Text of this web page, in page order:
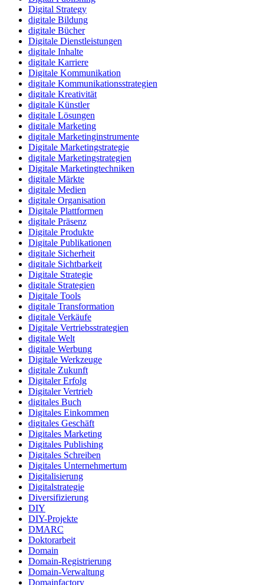
Digital Strategy
digitale Bildung
digitale Bücher
Digitale Dienstleistungen
digitale Inhalte
digitale Karriere
Digitale Kommunikation
digitale Kommunikationsstrategien
digitale Kreativität
digitale Künstler
digitale Lösungen
digitale Marketing
digitale Marketinginstrumente
Digitale Marketingstrategie
digitale Marketingstrategien
Digitale Marketingtechniken
digitale Märkte
digitale Medien
digitale Organisation
Digitale Plattformen
digitale Präsenz
Digitale Produkte
Digitale Publikationen
digitale Sicherheit
digitale Sichtbarkeit
Digitale Strategie
digitale Strategien
Digitale Tools
digitale Transformation
digitale Verkäufe
Digitale Vertriebsstrategien
digitale Welt
digitale Werbung
Digitale Werkzeuge
digitale Zukunft
Digitaler Erfolg
Digitaler Vertrieb
digitales Buch
Digitales Einkommen
digitales Geschäft
Digitales Marketing
Digitales Publishing
Digitales Schreiben
Digitales Unternehmertum
Digitalisierung
Digitalstrategie
Diversifizierung
DIY
DIY-Projekte
DMARC
Doktorarbeit
Domain
Domain-Registrierung
Domain-Verwaltung
Domainfactory